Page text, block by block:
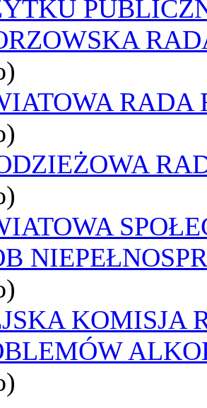
RADA
KOMISJA